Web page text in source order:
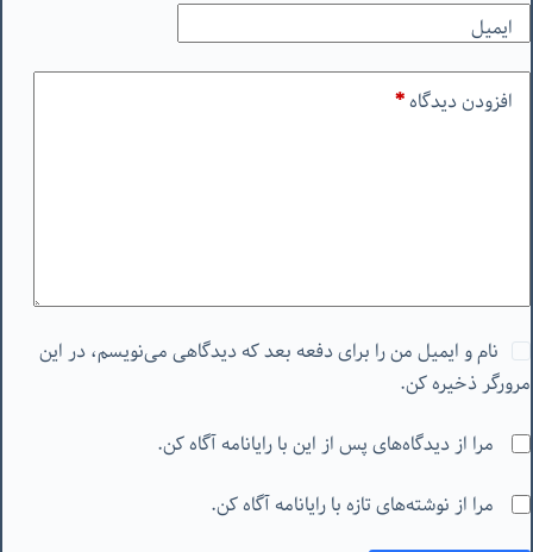
ایمیل
افزودن دیدگاه*
نام و ایمیل من را برای دفعه بعد که دیدگاهی می‌نویسم، در این
مرورگر ذخیره کن.
مرا از دیدگاه‌های پس از این با رایانامه آگاه کن.
مرا از نوشته‌های تازه با رایانامه آگاه کن.